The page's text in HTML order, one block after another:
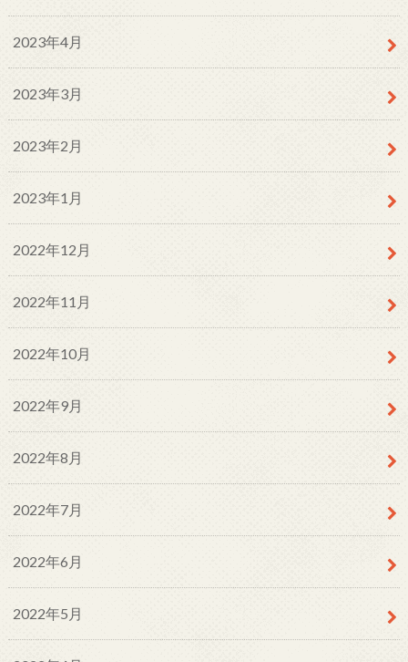
2023年4月
2023年3月
2023年2月
2023年1月
2022年12月
2022年11月
2022年10月
2022年9月
2022年8月
2022年7月
2022年6月
2022年5月